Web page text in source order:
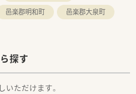
邑楽郡明和町
邑楽郡大泉町
探す
ただけます。